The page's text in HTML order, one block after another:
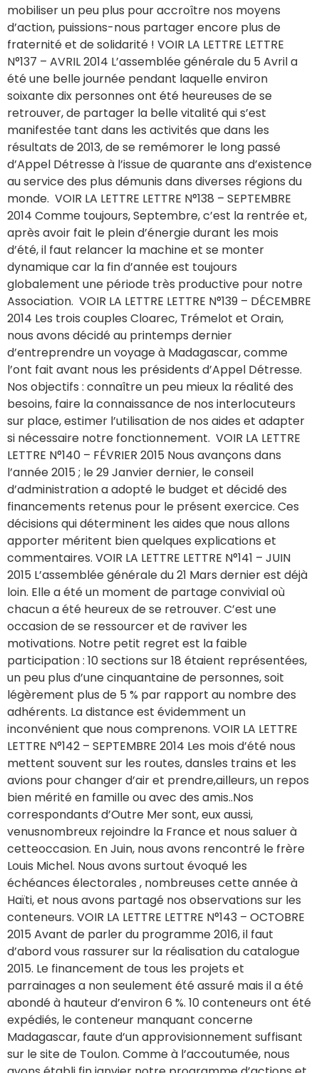
mobiliser un peu plus pour accroître nos moyens
d’action, puissions-nous partager encore plus de
fraternité et de solidarité ! VOIR LA LETTRE LETTRE
N°137 – AVRIL 2014 L’assemblée générale du 5 Avril a
été une belle journée pendant laquelle environ
soixante dix personnes ont été heureuses de se
retrouver, de partager la belle vitalité qui s’est
manifestée tant dans les activités que dans les
résultats de 2013, de se remémorer le long passé
d’Appel Détresse à l’issue de quarante ans d’existence
au service des plus démunis dans diverses régions du
monde. VOIR LA LETTRE LETTRE N°138 – SEPTEMBRE
2014 Comme toujours, Septembre, c’est la rentrée et,
après avoir fait le plein d’énergie durant les mois
d’été, il faut relancer la machine et se monter
dynamique car la fin d’année est toujours
globalement une période très productive pour notre
Association. VOIR LA LETTRE LETTRE N°139 – DÉCEMBRE
2014 Les trois couples Cloarec, Trémelot et Orain,
nous avons décidé au printemps dernier
d’entreprendre un voyage à Madagascar, comme
l’ont fait avant nous les présidents d’Appel Détresse.
Nos objectifs : connaître un peu mieux la réalité des
besoins, faire la connaissance de nos interlocuteurs
sur place, estimer l’utilisation de nos aides et adapter
si nécessaire notre fonctionnement. VOIR LA LETTRE
LETTRE N°140 – FÉVRIER 2015 Nous avançons dans
l’année 2015 ; le 29 Janvier dernier, le conseil
d’administration a adopté le budget et décidé des
financements retenus pour le présent exercice. Ces
décisions qui déterminent les aides que nous allons
apporter méritent bien quelques explications et
commentaires. VOIR LA LETTRE LETTRE N°141 – JUIN
2015 L’assemblée générale du 21 Mars dernier est déjà
loin. Elle a été un moment de partage convivial où
chacun a été heureux de se retrouver. C’est une
occasion de se ressourcer et de raviver les
motivations. Notre petit regret est la faible
participation : 10 sections sur 18 étaient représentées,
un peu plus d’une cinquantaine de personnes, soit
légèrement plus de 5 % par rapport au nombre des
adhérents. La distance est évidemment un
inconvénient que nous comprenons. VOIR LA LETTRE
LETTRE N°142 – SEPTEMBRE 2014 Les mois d’été nous
mettent souvent sur les routes, dansles trains et les
avions pour changer d’air et prendre,ailleurs, un repos
bien mérité en famille ou avec des amis..Nos
correspondants d’Outre Mer sont, eux aussi,
venusnombreux rejoindre la France et nous saluer à
cetteoccasion. En Juin, nous avons rencontré le frère
Louis Michel. Nous avons surtout évoqué les
échéances électorales , nombreuses cette année à
Haïti, et nous avons partagé nos observations sur les
conteneurs. VOIR LA LETTRE LETTRE N°143 – OCTOBRE
2015 Avant de parler du programme 2016, il faut
d’abord vous rassurer sur la réalisation du catalogue
2015. Le financement de tous les projets et
parrainages a non seulement été assuré mais il a été
abondé à hauteur d’environ 6 %. 10 conteneurs ont été
expédiés, le conteneur manquant concerne
Madagascar, faute d’un approvisionnement suffisant
sur le site de Toulon. Comme à l’accoutumée, nous